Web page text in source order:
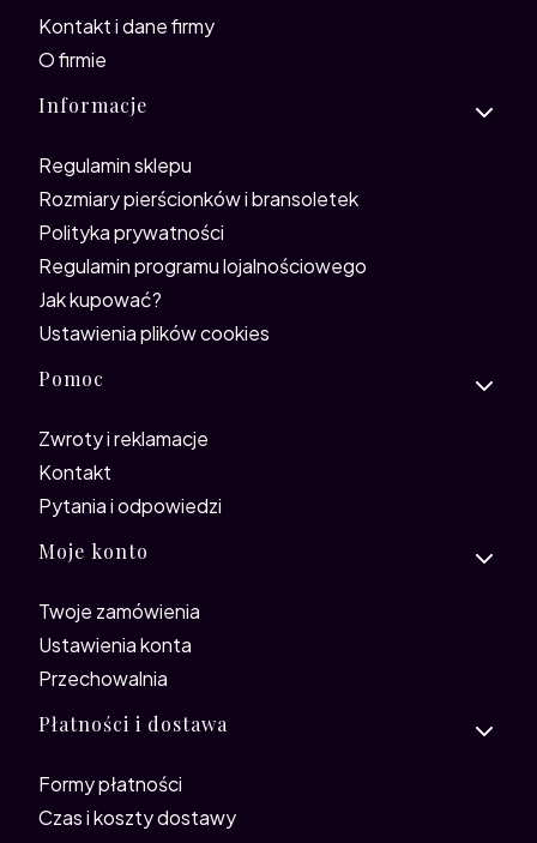
Kontakt i dane firmy
O firmie
Informacje
Regulamin sklepu
Rozmiary pierścionków i bransoletek
Polityka prywatności
Regulamin programu lojalnościowego
Jak kupować?
Ustawienia plików cookies
Pomoc
Zwroty i reklamacje
Kontakt
Pytania i odpowiedzi
Moje konto
Twoje zamówienia
Ustawienia konta
Przechowalnia
Płatności i dostawa
Formy płatności
Czas i koszty dostawy